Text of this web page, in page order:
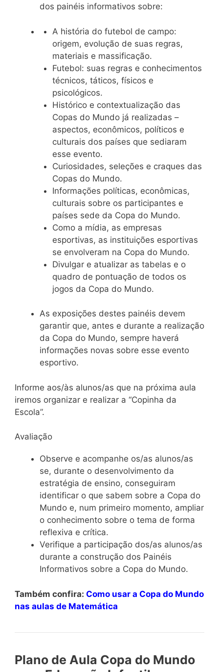
dos painéis informativos sobre:
A história do futebol de campo:
origem, evolução de suas regras,
materiais e massificação.
Futebol: suas regras e conhecimentos
técnicos, táticos, físicos e
psicológicos.
Histórico e contextualização das
Copas do Mundo já realizadas –
aspectos, econômicos, políticos e
culturais dos países que sediaram
esse evento.
Curiosidades, seleções e craques das
Copas do Mundo.
Informações políticas, econômicas,
culturais sobre os participantes e
países sede da Copa do Mundo.
Como a mídia, as empresas
esportivas, as instituições esportivas
se envolveram na Copa do Mundo.
Divulgar e atualizar as tabelas e o
quadro de pontuação de todos os
jogos da Copa do Mundo.
As exposições destes painéis devem
garantir que, antes e durante a realização
da Copa do Mundo, sempre haverá
informações novas sobre esse evento
esportivo.
Informe aos/às alunos/as que na próxima aula
iremos organizar e realizar a “Copinha da
Escola”.
Avaliação
Observe e acompanhe os/as alunos/as
se, durante o desenvolvimento da
estratégia de ensino, conseguiram
identificar o que sabem sobre a Copa do
Mundo e, num primeiro momento, ampliar
o conhecimento sobre o tema de forma
reflexiva e crítica.
Verifique a participação dos/as alunos/as
durante a construção dos Painéis
Informativos sobre a Copa do Mundo.
Também confira: Como usar a Copa do Mundo
nas aulas de Matemática
Plano de Aula Copa do Mundo